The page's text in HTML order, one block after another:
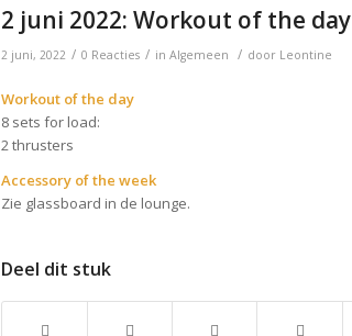
2 juni 2022: Workout of the day
2 juni, 2022 / 0 Reacties / in Algemeen / door Leontine
Workout of the day
8 sets for load:
2 thrusters
Accessory of the week
Zie glassboard in de lounge.
Deel dit stuk